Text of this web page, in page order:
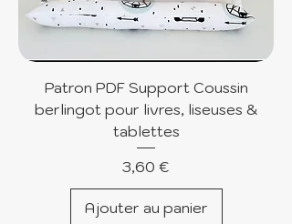
Patron PDF Support Coussin
berlingot pour livres, liseuses &
tablettes
Prix
3,60 €
Ajouter au panier